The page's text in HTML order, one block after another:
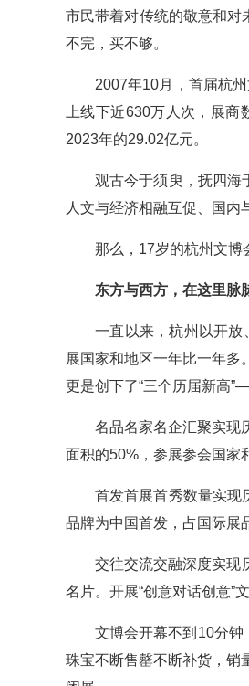
市民带着对传统的敬意和对
不完，买不够。
2007年10月，首届杭
上线下近630万人次，展
2023年的29.02亿元。
观古今于须臾，抚四海
人文与经济相融互促、国内
那么，17岁的杭州文博
东方与西方，在这里脉
一直以来，杭州以开放
展国家和地区一年比一年多
更是创下了“三个历届新高
名品名家名企汇聚实现
面积的50%，参展参会国家
首发首展首秀数量实现
品牌为中国首发，占国际展
交往交流交融深度实现
名片。开展“创意对话创意”
文博会开幕不到10分钟
珠宝不断售罄不断补货，销